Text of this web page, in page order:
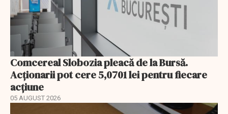
Comcereal Slobozia pleacă de la Bursă.
Acționarii pot cere 5,0701 lei pentru fiecare
acțiune
05 AUGUST 2026